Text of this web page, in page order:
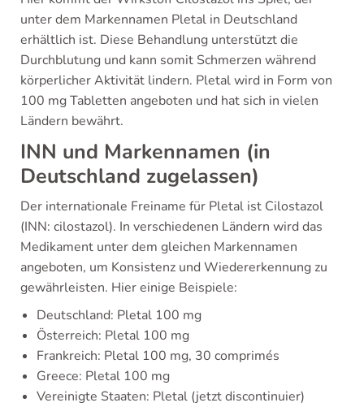
unter dem Markennamen Pletal in Deutschland
erhältlich ist. Diese Behandlung unterstützt die
Durchblutung und kann somit Schmerzen während
körperlicher Aktivität lindern. Pletal wird in Form von
100 mg Tabletten angeboten und hat sich in vielen
Ländern bewährt.
INN und Markennamen (in
Deutschland zugelassen)
Der internationale Freiname für Pletal ist Cilostazol
(INN: cilostazol). In verschiedenen Ländern wird das
Medikament unter dem gleichen Markennamen
angeboten, um Konsistenz und Wiedererkennung zu
gewährleisten. Hier einige Beispiele:
Deutschland: Pletal 100 mg
Österreich: Pletal 100 mg
Frankreich: Pletal 100 mg, 30 comprimés
Greece: Pletal 100 mg
Vereinigte Staaten: Pletal (jetzt discontinuier)